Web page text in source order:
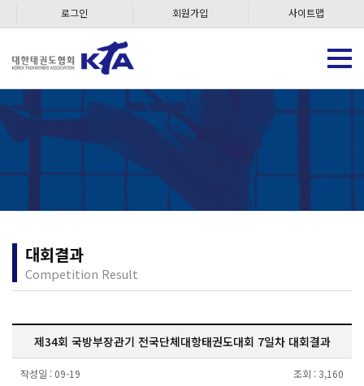
로그인 회원가입 사이트맵
대회결과
Competition Result
제34회 국방부장관기 전국단체대항태권도대회 7일차 대회결과
작성일 : 09-19 조회 : 3,160